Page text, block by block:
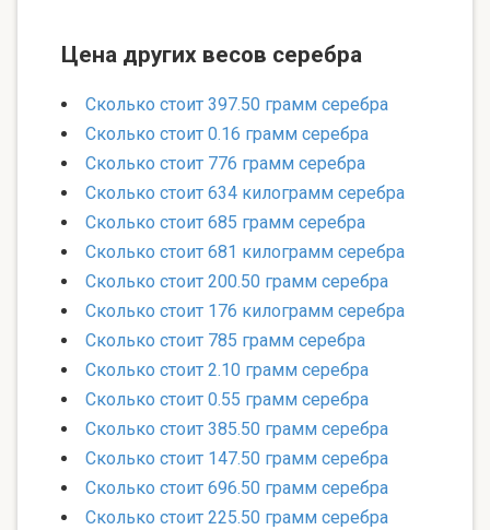
Цена других весов серебра
Сколько стоит 397.50 грамм серебра
Сколько стоит 0.16 грамм серебра
Сколько стоит 776 грамм серебра
Сколько стоит 634 килограмм серебра
Сколько стоит 685 грамм серебра
Сколько стоит 681 килограмм серебра
Сколько стоит 200.50 грамм серебра
Сколько стоит 176 килограмм серебра
Сколько стоит 785 грамм серебра
Сколько стоит 2.10 грамм серебра
Сколько стоит 0.55 грамм серебра
Сколько стоит 385.50 грамм серебра
Сколько стоит 147.50 грамм серебра
Сколько стоит 696.50 грамм серебра
Сколько стоит 225.50 грамм серебра